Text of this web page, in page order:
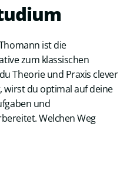
ist die
zum klassischen
Theorie und Praxis clever
du optimal auf deine
und
Welchen Weg